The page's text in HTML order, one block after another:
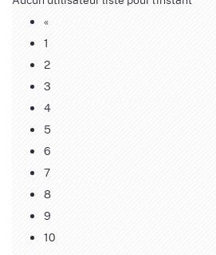
«
1
2
3
4
5
6
7
8
9
10